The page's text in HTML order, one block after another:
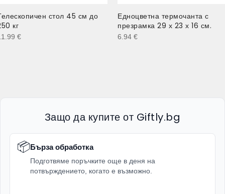
стол 45 см до
кг
€
Едноцветна термочанта с
презрамка 29 х 23 х 16 см.
6.94 €
Защо да купите от Giftly.bg
📦Бърза обработка
Подготвяме поръчките още в деня на
потвърждението, когато е възможно.